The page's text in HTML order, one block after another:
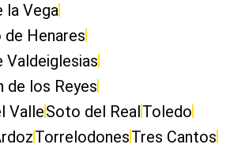
la Vega
de Henares
Valdeiglesias
de los Reyes
ValleSoto del RealToledo
TorrelodonesTres Cantos